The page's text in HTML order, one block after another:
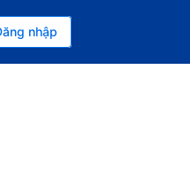
Việt
nhập